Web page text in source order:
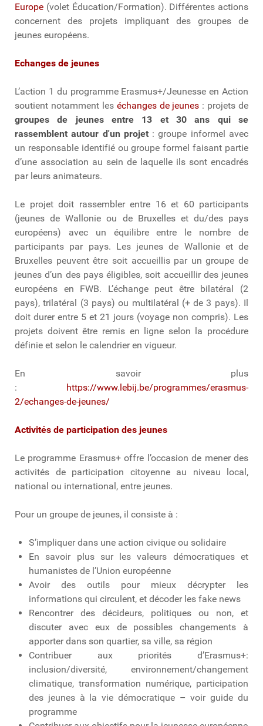
Europe (volet Éducation/Formation). Différentes actions
concernent des projets impliquant des groupes de
jeunes européens.
Echanges de jeunes
L’action 1 du programme Erasmus+/Jeunesse en Action
soutient notamment les échanges de jeunes : projets de
groupes de jeunes entre 13 et 30 ans qui se
rassemblent autour d'un projet: groupe informel avec
un responsable identifié ou groupe formel faisant partie
d’une association au sein de laquelle ils sont encadrés
par leurs animateurs.
Le projet doit rassembler entre 16 et 60 participants
(jeunes de Wallonie ou de Bruxelles et du/des pays
européens) avec un équilibre entre le nombre de
participants par pays. Les jeunes de Wallonie et de
Bruxelles peuvent être soit accueillis par un groupe de
jeunes d’un des pays éligibles, soit accueillir des jeunes
européens en FWB. L’échange peut être bilatéral (2
pays), trilatéral (3 pays) ou multilatéral (+ de 3 pays). Il
doit durer entre 5 et 21 jours (voyage non compris). Les
projets doivent être remis en ligne selon la procédure
définie et selon le calendrier en vigueur.
En savoir plus
: https://www.lebij.be/programmes/erasmus-
2/echanges-de-jeunes/
Activités de participation des jeunes
Le programme Erasmus+ offre l’occasion de mener des
activités de participation citoyenne au niveau local,
national ou international, entre jeunes.
Pour un groupe de jeunes, il consiste à :
S’impliquer dans une action civique ou solidaire
En savoir plus sur les valeurs démocratiques et
humanistes de l’Union européenne
Avoir des outils pour mieux décrypter les
informations qui circulent, et décoder les fake news
Rencontrer des décideurs, politiques ou non, et
discuter avec eux de possibles changements à
apporter dans son quartier, sa ville, sa région
Contribuer aux priorités d’Erasmus+:
inclusion/diversité, environnement/changement
climatique, transformation numérique, participation
des jeunes à la vie démocratique – voir guide du
programme